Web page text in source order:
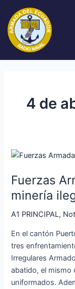
contenido
4 de
Fuerzas
minería
A1 PRINCIPAL,
En el cantón
tres
Irregulares
abatido, el mismo
uniformados.
Fuerzas
controlan
la
minería
ilegal
Orellana